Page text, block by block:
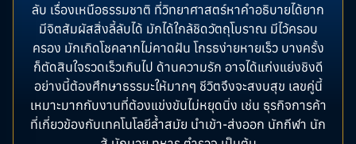
ลับ เรื่องเหนือธรรมชาติ ที่วิทยาศาสตร์หาคำอธิบายได้ยาก
มีจิตสัมผัสสิ่งลี้ลับได้ มักได้ใกล้ชิดวัตถุโบราณ มีไว้ครอบ
ครอง มักเกิดโชคลากไม่คาดฝัน โกรธง่ายหายเร็ว บางครั้ง
ก็ตัดสินใจรวดเร็วเกินไป ด้านความรัก อาจได้แก่งแย่งชิงดี
อย่างนี้ต้องศึกษาธรรมะให้มากๆ ชีวิตจึงจะสงบสุข เลขคู่นี้
เหมาะมากกับงานที่ต้องแข่งขันไม่หยุดนิ่ง เช่น ธุรกิจการค้า
ที่เกี่ยวข้องกับเทคโนโลยีล้ำสมัย นำเข้า-ส่งออก นักกีฬา นัก